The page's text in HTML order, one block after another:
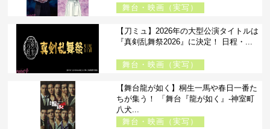
舞台・映画（実写）
【刀ミュ】2026年の大型公演タイトルは
『真剣乱舞祭2026』に決定！ 日程・...
舞台・映画（実写）
【舞台龍が如く】桐生一馬や春日一番た
ちが集う！ 「舞台『龍が如く』-神室町
八犬...
舞台・映画（実写）